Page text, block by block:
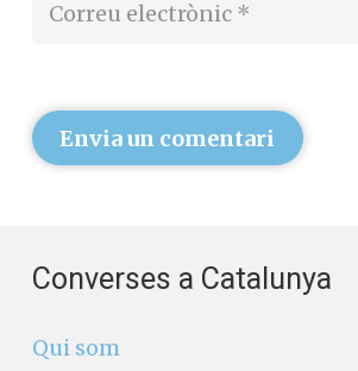
Envia un comentari
Converses a Catalunya
Qui som